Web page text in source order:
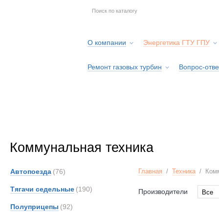
О компании Энергетика ГТУ ГПУ
Ремонт газовых турбин Вопрос-
Коммунальная техника
Автопоезда (76)
Тягачи седельные (190)
Полуприцепы (92)
Главная / Техника/
Производители
Все